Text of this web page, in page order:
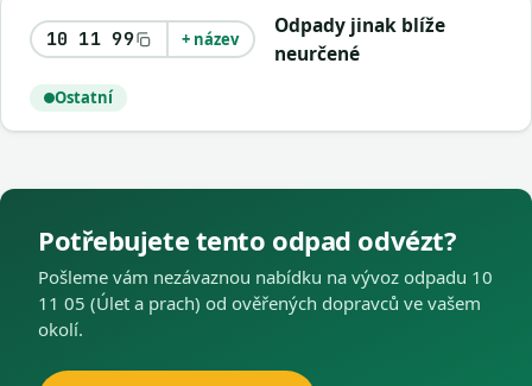
10 11 99 + název
Odpady jinak blíže
neurčené
Ostatní
Potřebujete tento odpad odvézt?
Pošleme vám nezávaznou nabídku na vývoz odpadu 10
11 05 (Úlet a prach) od ověřených dopravců ve vašem
okolí.